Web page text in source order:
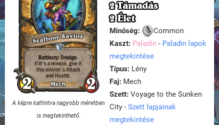
A képre kattintva nagyobb méretben
is megtekinthető.
2 Támadás
2 Élet
Minőség:
Common
Kaszt: Paladin - Paladin lapok
megtekintése
Típus: Lény
Faj: Mech
Szett: Voyage to the Sunken
City - Szett lapjainak
megtekintése